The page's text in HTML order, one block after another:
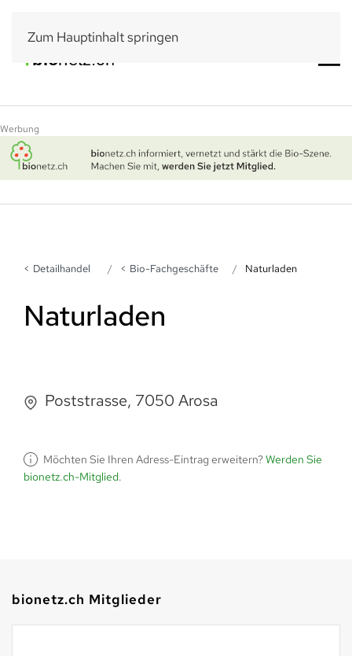
Zum Hauptinhalt springen
Werbung
Detailhandel Bio-Fachgeschäfte Naturladen
Naturladen
Poststrasse, 7050 Arosa
Möchten Sie Ihren Adress-Eintrag erweitern?Werden Sie
bionetz.ch-Mitglied.
bionetz.ch Mitglieder